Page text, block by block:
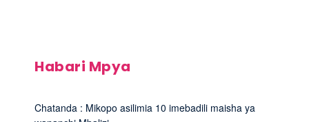
Habari Mpya
Chatanda : Mikopo asilimia 10 imebadili maisha ya